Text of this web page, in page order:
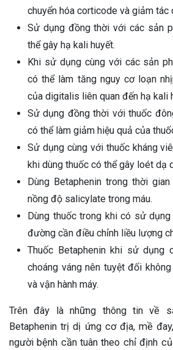
chuyển hóa corticode và giảm tác
Sử dụng đồng thời với các sản
thể gây hạ kali huyết.
Khi sử dụng cùng với các sản
có thể làm tăng nguy cơ loạn
của digitalis liên quan đến hạ kali
Sử dụng đồng thời với thuốc
có thể làm giảm hiệu quả của
Sử dụng cùng với thuốc kháng
khi dùng thuốc có thể gây loét dạ
Dùng Betaphenin trong thời
nồng độ salicylate trong máu.
Dùng thuốc trong khi có sử
đường cần điều chỉnh liều lượng
Thuốc Betaphenin khi sử dụng
choáng váng nên tuyệt đối
và vận hành máy.
Trên đây là những thông tin về
Betaphenin trị dị ứng cơ địa, mề
người bệnh cần tuân theo chỉ định